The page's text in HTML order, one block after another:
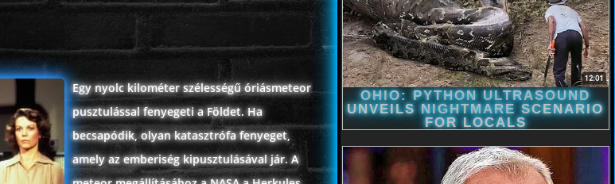
Egy nyolc kilométer szélességű óriásmeteor
pusztulással fenyegeti a Földet. Ha
becsapódik, olyan katasztrófa fenyeget,
amely az emberiség kipusztulásával jár. A